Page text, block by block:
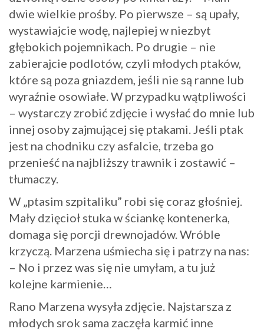
dwie wielkie prośby. Po pierwsze – są upały,
wystawiajcie wodę, najlepiej w niezbyt
głębokich pojemnikach. Po drugie – nie
zabierajcie podlotów, czyli młodych ptaków,
które są poza gniazdem, jeśli nie są ranne lub
wyraźnie osowiałe. W przypadku wątpliwości
– wystarczy zrobić zdjęcie i wysłać do mnie lub
innej osoby zajmującej się ptakami. Jeśli ptak
jest na chodniku czy asfalcie, trzeba go
przenieść na najbliższy trawnik i zostawić –
tłumaczy.
W „ptasim szpitaliku” robi się coraz głośniej.
Mały dzięcioł stuka w ściankę kontenerka,
domaga się porcji drewnojadów. Wróble
krzyczą. Marzena uśmiecha się i patrzy na nas:
– No i przez was się nie umyłam, a tu już
kolejne karmienie…
Rano Marzena wysyła zdjęcie. Najstarsza z
młodych srok sama zaczęła karmić inne